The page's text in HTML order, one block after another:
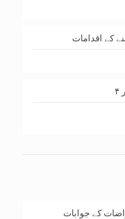
کے اقدامات
کے جوابات